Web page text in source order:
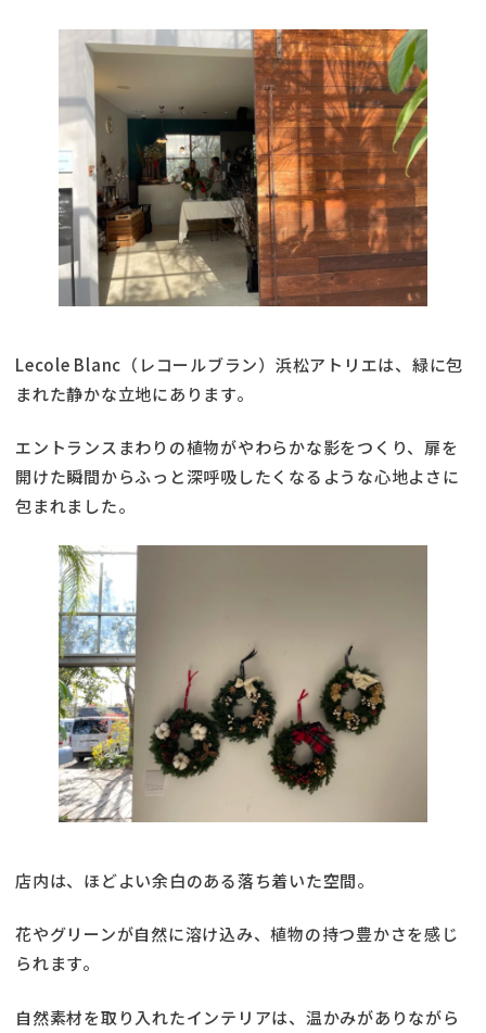
Lecole Blanc（レコールブラン）浜松アトリエは、緑に包
まれた静かな立地にあります。
エントランスまわりの植物がやわらかな影をつくり、扉を
開けた瞬間からふっと深呼吸したくなるような心地よさに
包まれました。
店内は、ほどよい余白のある落ち着いた空間。
花やグリーンが自然に溶け込み、植物の持つ豊かさを感じ
られます。
自然素材を取り入れたインテリアは、温かみがありながら